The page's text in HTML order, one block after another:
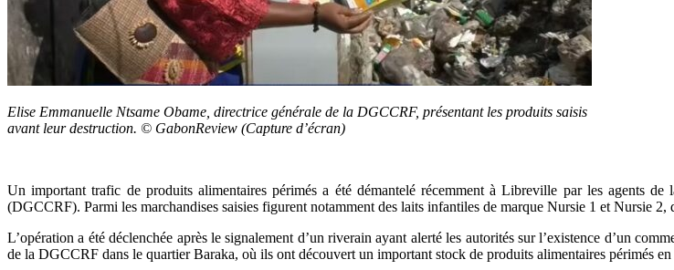
Elise Emmanuelle Ntsame Obame, directrice générale de la DGCCRF, présentant les produits saisis
avant leur destruction. © GabonReview (Capture d’écran)
Un important trafic de produits alimentaires périmés a été démantelé récemment à Libreville par les agents
(DGCCRF). Parmi les marchandises saisies figurent notamment des laits infantiles de marque Nursie 1 et Nursie 2,
L’opération a été déclenchée après le signalement d’un riverain ayant alerté les autorités sur l’existence d’un
de la DGCCRF dans le quartier Baraka, où ils ont découvert un important stock de produits alimentaires périmés